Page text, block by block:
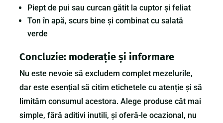
Piept de pui sau curcan gătit la cuptor și feliat
Ton în apă, scurs bine și combinat cu salată
verde
Concluzie: moderație și informare
Nu este nevoie să excludem complet mezelurile,
dar este esențial să citim etichetele cu atenție și să
limităm consumul acestora. Alege produse cât mai
simple, fără aditivi inutili, și oferă-le ocazional, nu